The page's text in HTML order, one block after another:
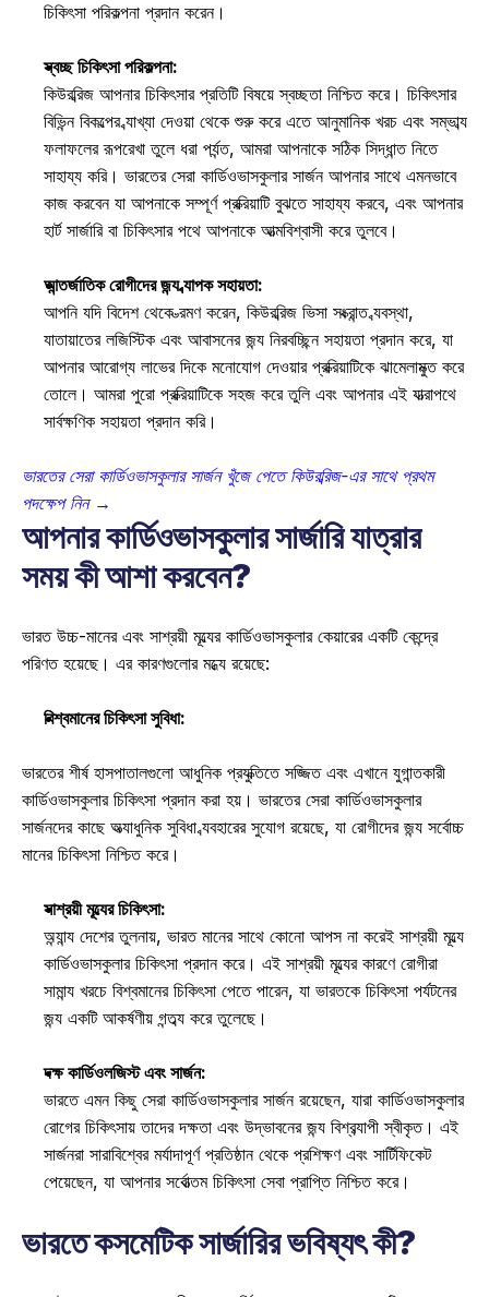
চিকিৎসা পরিকল্পনা প্রদান করেন।
স্বচ্ছ চিকিৎসা পরিকল্পনা:
কিউরব্রিজ আপনার চিকিৎসার প্রতিটি বিষয়ে স্বচ্ছতা নিশ্চিত করে। চিকিৎসার
বিভিন্ন বিকল্পের ব্যাখ্যা দেওয়া থেকে শুরু করে এতে আনুমানিক খরচ এবং সম্ভাব্য
ফলাফলের রূপরেখা তুলে ধরা পর্যন্ত, আমরা আপনাকে সঠিক সিদ্ধান্ত নিতে
সাহায্য করি। ভারতের সেরা কার্ডিওভাসকুলার সার্জন আপনার সাথে এমনভাবে
কাজ করবেন যা আপনাকে সম্পূর্ণ প্রক্রিয়াটি বুঝতে সাহায্য করবে, এবং আপনার
হার্ট সার্জারি বা চিকিৎসার পথে আপনাকে আত্মবিশ্বাসী করে তুলবে।
আন্তর্জাতিক রোগীদের জন্য ব্যাপক সহায়তা:
আপনি যদি বিদেশ থেকে ভ্রমণ করেন, কিউরব্রিজ ভিসা সংক্রান্ত ব্যবস্থা,
যাতায়াতের লজিস্টিক এবং আবাসনের জন্য নিরবচ্ছিন্ন সহায়তা প্রদান করে, যা
আপনার আরোগ্য লাভের দিকে মনোযোগ দেওয়ার প্রক্রিয়াটিকে ঝামেলামুক্ত করে
তোলে। আমরা পুরো প্রক্রিয়াটিকে সহজ করে তুলি এবং আপনার এই যাত্রাপথে
সার্বক্ষণিক সহায়তা প্রদান করি।
ভারতের সেরা কার্ডিওভাসকুলার সার্জন খুঁজে পেতে কিউরব্রিজ-এর সাথে প্রথম
পদক্ষেপ নিন →
আপনার কার্ডিওভাসকুলার সার্জারি যাত্রার
সময় কী আশা করবেন?
ভারত উচ্চ-মানের এবং সাশ্রয়ী মূল্যের কার্ডিওভাসকুলার কেয়ারের একটি কেন্দ্রে
পরিণত হয়েছে। এর কারণগুলোর মধ্যে রয়েছে:
বিশ্বমানের চিকিৎসা সুবিধা:
ভারতের শীর্ষ হাসপাতালগুলো আধুনিক প্রযুক্তিতে সজ্জিত এবং এখানে যুগান্তকারী
কার্ডিওভাসকুলার চিকিৎসা প্রদান করা হয়। ভারতের সেরা কার্ডিওভাসকুলার
সার্জনদের কাছে অত্যাধুনিক সুবিধা ব্যবহারের সুযোগ রয়েছে, যা রোগীদের জন্য সর্বোচ্চ
মানের চিকিৎসা নিশ্চিত করে।
সাশ্রয়ী মূল্যের চিকিৎসা:
অন্যান্য দেশের তুলনায়, ভারত মানের সাথে কোনো আপস না করেই সাশ্রয়ী মূল্যে
কার্ডিওভাসকুলার চিকিৎসা প্রদান করে। এই সাশ্রয়ী মূল্যের কারণে রোগীরা
সামান্য খরচে বিশ্বমানের চিকিৎসা পেতে পারেন, যা ভারতকে চিকিৎসা পর্যটনের
জন্য একটি আকর্ষণীয় গন্তব্য করে তুলেছে।
দক্ষ কার্ডিওলজিস্ট এবং সার্জন:
ভারতে এমন কিছু সেরা কার্ডিওভাসকুলার সার্জন রয়েছেন, যারা কার্ডিওভাসকুলার
রোগের চিকিৎসায় তাদের দক্ষতা এবং উদ্ভাবনের জন্য বিশ্বব্যাপী স্বীকৃত। এই
সার্জনরা সারাবিশ্বের মর্যাদাপূর্ণ প্রতিষ্ঠান থেকে প্রশিক্ষণ এবং সার্টিফিকেট
পেয়েছেন, যা আপনার সর্বোত্তম চিকিৎসা সেবা প্রাপ্তি নিশ্চিত করে।
ভারতে কসমেটিক সার্জারির ভবিষ্যৎ কী?